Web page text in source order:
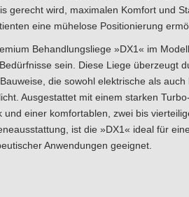
gerecht wird, maximalen Komfort und
eine mühelose Positionierung
Behandlungsliege »DX1« im
sein. Diese Liege überzeugt
die sowohl elektrische als auch
Ausgestattet mit einem starken
und einer komfortablen, zwei bis
ist die »DX1« ideal für
Anwendungen geeignet.